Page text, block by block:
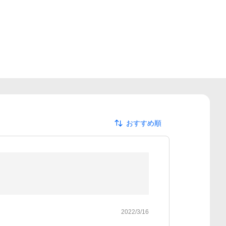
おすすめ順
2022/3/16